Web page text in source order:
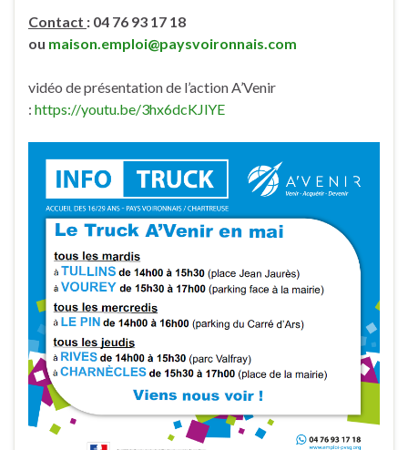
Contact : 04 76 93 17 18
ou maison.emploi@paysvoironnais.com
vidéo de présentation de l’action A’Venir
: https://youtu.be/3hx6dcKJlYE